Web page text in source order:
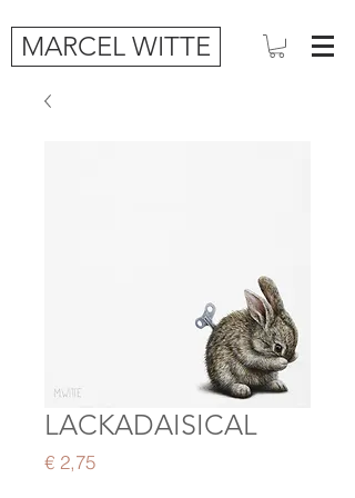
MARCEL WITTE
LACKADAISICAL
€ 2,75Price